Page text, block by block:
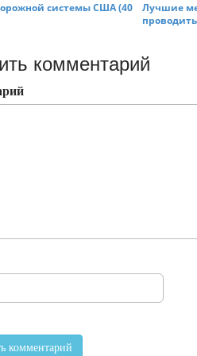
системы США (40
Лучшие
комментарий